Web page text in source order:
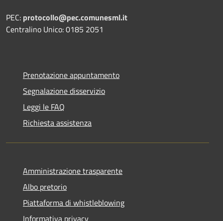
PEC: protocollo@pec.comunesml.it
Centralino Unico: 0185 2051
Prenotazione appuntamento
Segnalazione disservizio
Leggi le FAQ
Richiesta assistenza
Amministrazione trasparente
Albo pretorio
Piattaforma di whistleblowing
Informativa privacy